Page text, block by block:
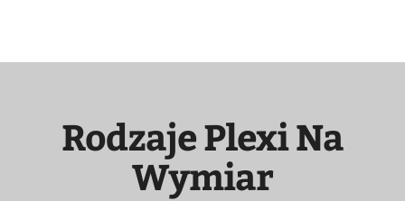
Rodzaje Plexi Na
Wymiar